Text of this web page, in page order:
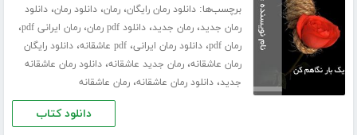
برچسب‌ها:دانلود رمان رایگان،رمان،دانلود رمان،دانلود
رمان جدید،رمان جدید،دانلود pdf رمان ،رمان ایرانی pdf ،
رمان pdf ،دانلود رمان ایرانی،pdf عاشقانه ،دانلود رایگان
رمان عاشقانه،رمان جدید عاشقانه،دانلود رمان عاشقانه
جدید،دانلود رمان عاشقانه،رمان عاشقانه
دانلود کتاب